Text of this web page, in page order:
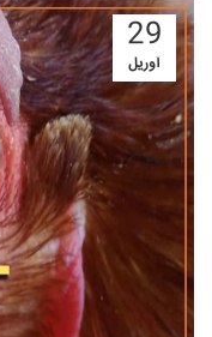
29
آوریل